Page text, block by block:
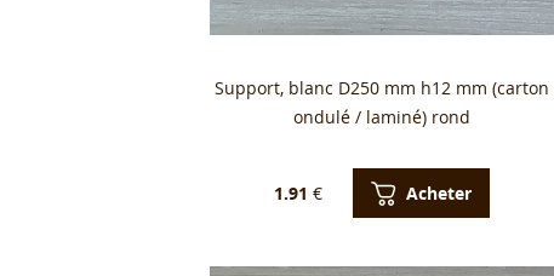
Support, blanc D250 mm h12 mm (carton
ondulé / laminé) rond
1.91 € Acheter